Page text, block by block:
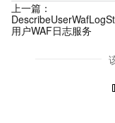
上一篇：
用户WAF日志服务